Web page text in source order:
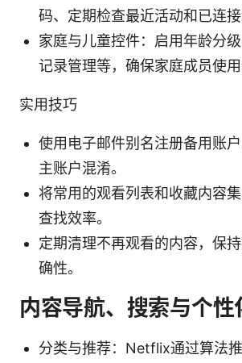
码、定期检查最近活动和已连接
家庭与儿童控件：启用年龄分
记录管理等，确保家庭成员使用
实用技巧
使用电子邮件别名注册备用账
主账户混淆。
将常用的观看列表和收藏内容
查找效率。
定期清理不再观看的内容，保
确性。
内容导航、搜索与个性
分类与推荐：Netflix通过算法